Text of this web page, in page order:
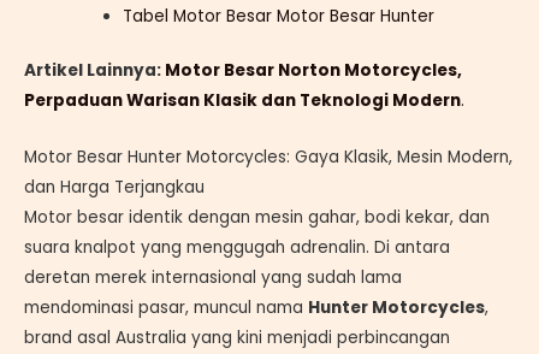
Tabel Motor Besar Motor Besar Hunter
Artikel Lainnya: Motor Besar Norton Motorcycles,
Perpaduan Warisan Klasik dan Teknologi Modern.
Motor Besar Hunter Motorcycles: Gaya Klasik, Mesin Modern,
dan Harga Terjangkau
Motor besar identik dengan mesin gahar, bodi kekar, dan
suara knalpot yang menggugah adrenalin. Di antara
deretan merek internasional yang sudah lama
mendominasi pasar, muncul nama Hunter Motorcycles,
brand asal Australia yang kini menjadi perbincangan